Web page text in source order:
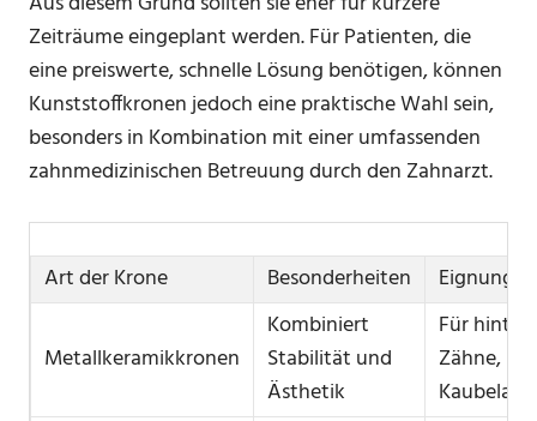
Zeiträume eingeplant werden. Für Patienten, die
eine preiswerte, schnelle Lösung benötigen, können
Kunststoffkronen jedoch eine praktische Wahl sein,
besonders in Kombination mit einer umfassenden
zahnmedizinischen Betreuung durch den Zahnarzt.
Art der Krone Besonderheiten Eignung
Metallkeramikkronen
Kombiniert
Stabilität und
Ästhetik
Für
Zähne,